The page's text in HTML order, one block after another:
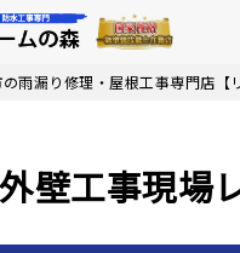
雨漏り修理・屋根工事専門店【
壁工事現場